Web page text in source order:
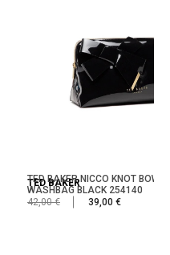
TED BAKER
TED BAKER NICCO KNOT BOW
WASHBAG BLACK 254140
42,00 €
39,00 €